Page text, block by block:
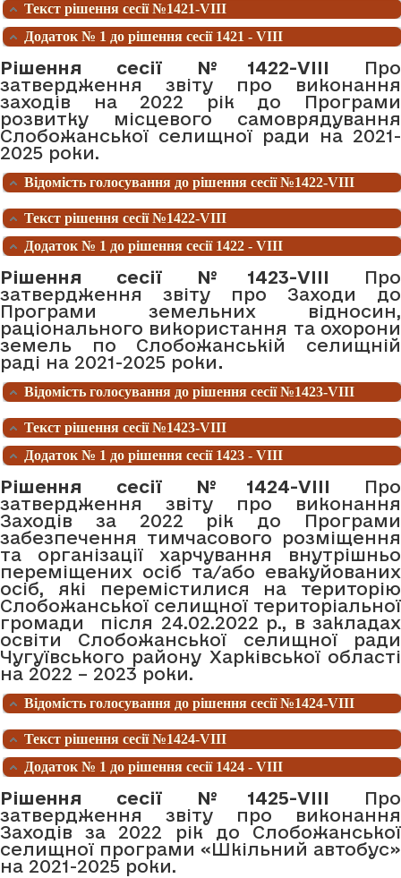
Текст рішення сесії №1421-VIII
Додаток № 1 до рішення сесії 1421 - VIII
Рішення сесії №1422-VIII Про
затвердження звіту про виконання
заходів на 2022 рік до Програми
розвитку місцевого самоврядування
Слобожанської селищної ради на 2021-
2025 роки.
Відомість голосування до рішення сесії №1422-VIII
Текст рішення сесії №1422-VIII
Додаток № 1 до рішення сесії 1422 - VIII
Рішення сесії №1423-VIII Про
затвердження звіту про Заходи до
Програми земельних відносин,
раціонального використання та охорони
земель по Слобожанській селищній
раді на 2021-2025 роки.
Відомість голосування до рішення сесії №1423-VIII
Текст рішення сесії №1423-VIII
Додаток № 1 до рішення сесії 1423 - VIII
Рішення сесії №1424-VIII Про
затвердження звіту про виконання
Заходів за 2022 рік до Програми
забезпечення тимчасового розміщення
та організації харчування внутрішньо
переміщених осіб та/або евакуйованих
осіб, які перемістилися на територію
Слобожанської селищної територіальної
громади після 24.02.2022 р., в закладах
освіти Слобожанської селищної ради
Чугуївського району Харківської області
на 2022 – 2023 роки.
Відомість голосування до рішення сесії №1424-VIII
Текст рішення сесії №1424-VIII
Додаток № 1 до рішення сесії 1424 - VIII
Рішення сесії №1425-VIII Про
затвердження звіту про виконання
Заходів за 2022 рік до Слобожанської
селищної програми «Шкільний автобус»
на 2021-2025 pоки.